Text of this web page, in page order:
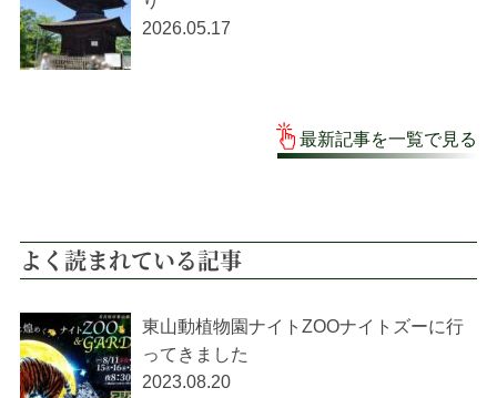
2026.05.17
最新記事を一覧で見る
よく読まれている記事
東山動植物園ナイトZOOナイトズーに行
ってきました
2023.08.20